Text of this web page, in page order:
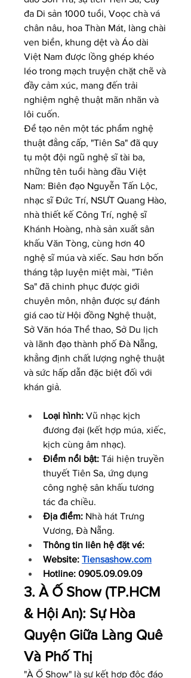
đa Di sản 1000 tuổi, Voọc chà vá
chân nâu, hoa Thàn Mát, làng chài
ven biển, khung dệt và Áo dài
Việt Nam được lồng ghép khéo
léo trong mạch truyện chặt chẽ và
đầy cảm xúc, mang đến trải
nghiệm nghệ thuật mãn nhãn và
lôi cuốn.
Để tạo nên một tác phẩm nghệ
thuật đẳng cấp, "Tiên Sa" đã quy
tụ một đội ngũ nghệ sĩ tài ba,
những tên tuổi hàng đầu Việt
Nam: Biên đạo Nguyễn Tấn Lộc,
nhạc sĩ Đức Trí, NSƯT Quang Hào,
nhà thiết kế Công Trí, nghệ sĩ
Khánh Hoàng, nhà sản xuất sân
khấu Văn Tòng, cùng hơn 40
nghệ sĩ múa và xiếc. Sau hơn bốn
tháng tập luyện miệt mài, "Tiên
Sa" đã chinh phục được giới
chuyên môn, nhận được sự đánh
giá cao từ Hội đồng Nghệ thuật,
Sở Văn hóa Thể thao, Sở Du lịch
và lãnh đạo thành phố Đà Nẵng,
khẳng định chất lượng nghệ thuật
và sức hấp dẫn đặc biệt đối với
khán giả.
Loại hình: Vũ nhạc kịch
đương đại (kết hợp múa, xiếc,
kịch cùng âm nhạc).
Điểm nổi bật: Tái hiện truyền
thuyết Tiên Sa, ứng dụng
công nghệ sân khấu tương
tác đa chiều.
Địa điểm: Nhà hát Trưng
Vương, Đà Nẵng.
Thông tin liên hệ đặt vé:
Website: Tiensashow.com
Hotline: 0905.09.09.09
3. À Ố Show (TP.HCM
& Hội An): Sự Hòa
Quyện Giữa Làng Quê
Và Phố Thị
"À Ố Show" là sự kết hợp độc đáo